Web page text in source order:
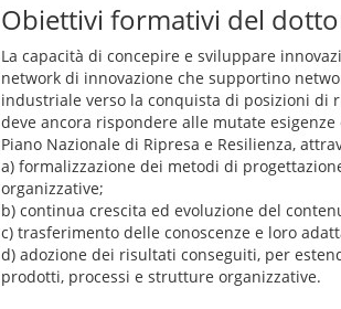
Obiettivi formativi del
La capacità di concepire e sviluppare
network di innovazione che supportino
industriale verso la conquista di posizioni di
deve ancora rispondere alle mutate
Piano Nazionale di Ripresa e Resilienza,
a) formalizzazione dei metodi di
organizzative;
b) continua crescita ed evoluzione del
c) trasferimento delle conoscenze e loro
d) adozione dei risultati conseguiti, per
prodotti, processi e strutture organizzative.